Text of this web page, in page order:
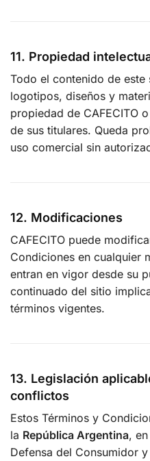
11. Propiedad
Todo el contenido de
logotipos, diseños y
propiedad de CAFECITO
de sus titulares. Queda
uso comercial sin
12. Modificaciones
CAFECITO puede
Condiciones en cualquier
entran en vigor desde su
continuado del sitio
términos vigentes.
13. Legislación
conflictos
Estos Términos y
la República Argentina,
Defensa del Consumidor